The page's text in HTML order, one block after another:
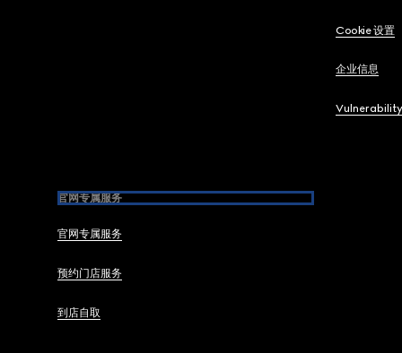
Cookie 设置
企业信息
官网专属服务
官网专属服务
预约门店服务
到店自取